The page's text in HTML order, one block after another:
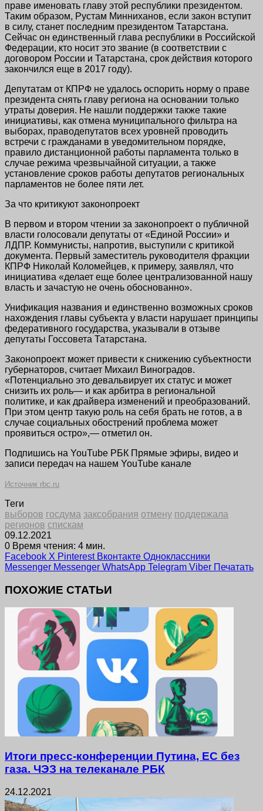
праве именовать главу этой республики президентом.
Таким образом, Рустам Минниханов, если закон вступит
в силу, станет последним президентом Татарстана.
Сейчас он единственный глава республики в Российской
Федерации, кто носит это звание (в соответствии с
договором России и Татарстана, срок действия которого
закончился еще в 2017 году).
Депутатам от КПРФ не удалось оспорить норму о праве
президента снять главу региона на основании только
утраты доверия. Не нашли поддержки также такие
инициативы, как отмена муниципального фильтра на
выборах, праводепутатов всех уровней проводить
встречи с гражданами в уведомительном порядке,
правило дистанционной работы парламента только в
случае режима чрезвычайной ситуации, а также
установление сроков работы депутатов региональных
парламентов не более пяти лет.
За что критикуют законопроект
В первом и втором чтении за законопроект о публичной
власти голосовали депутаты от «Единой России» и
ЛДПР. Коммунисты, напротив, выступили с критикой
документа. Первый заместитель руководителя фракции
КПРФ Николай Коломейцев, к примеру, заявлял, что
инициатива «делает еще более централизованной нашу
власть и зачастую не очень обоснованно».
Унификация названия и единственно возможных сроков
нахождения главы субъекта у власти нарушает принципы
федеративного государства, указывали в отзыве
депутаты Госсовета Татарстана.
Законопроект может привести к снижению субъектности
губернаторов, считает Михаил Виноградов.
«Потенциально это девальвирует их статус и может
снизить их роль— и как арбитра в региональной
политике, и как драйвера изменений и преобразований.
При этом центр такую роль на себя брать не готов, а в
случае социальных обострений проблема может
проявиться остро»,— отметил он.
Подпишись на YouTube РБК Прямые эфиры, видео и
записи передач на нашем YouTube канале
Источник rbc.ru
Теги
выборов госдума заксобрания отмену поддержала
регионов спискам
09.12.2021
0 Время чтения: 4 мин.
Facebook X Pinterest Вконтакте Одноклассники
Messenger Messenger WhatsApp Telegram Viber Печатать
ПОХОЖИЕ СТАТЬИ
Итоги пресс-конференции Путина, ЕС без
газа. ЧЭЗ на телеканале РБК
24.12.2021